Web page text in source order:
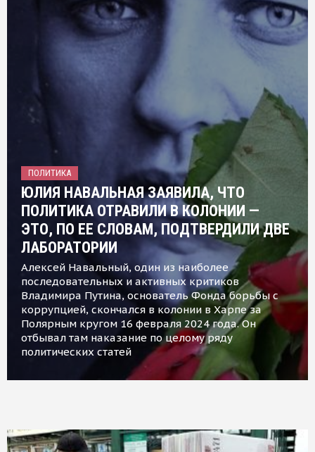
ПОЛИТИКА
ЮЛИЯ НАВАЛЬНАЯ ЗАЯВИЛА, ЧТО
ПОЛИТИКА ОТРАВИЛИ В КОЛОНИИ —
ЭТО, ПО ЕЕ СЛОВАМ, ПОДТВЕРДИЛИ ДВЕ
ЛАБОРАТОРИИ
Алексей Навальный, один из наиболее
последовательных и активных критиков
Владимира Путина, основатель Фонда борьбы с
коррупцией, скончался в колонии в Харпе за
Полярным кругом 16 февраля 2024 года. Он
отбывал там наказание по целому ряду
политических статей